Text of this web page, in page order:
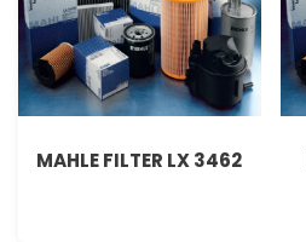
MAHLE FILTER LX 3462